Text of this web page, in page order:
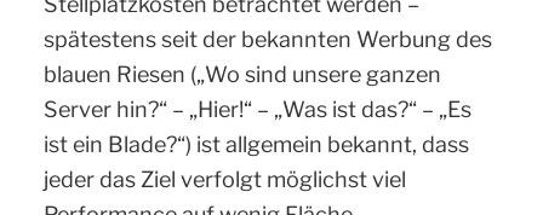
spätestens seit der bekannten Werbung des
blauen Riesen („Wo sind unsere ganzen
Server hin?“ – „Hier!“ – „Was ist das?“ – „Es
ist ein Blade?“) ist allgemein bekannt, dass
jeder das Ziel verfolgt möglichst viel